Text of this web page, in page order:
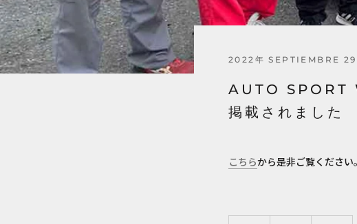
2022年 SEPTIEMBRE 29
AUTO SPORT
掲載されました
こちらから是非ご覧ください。